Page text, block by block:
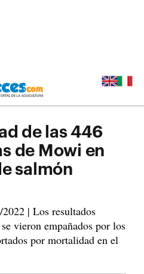
principal
de las 446
de Mowi en
salmón
| Los resultados
vieron empañados por los
por mortalidad en el